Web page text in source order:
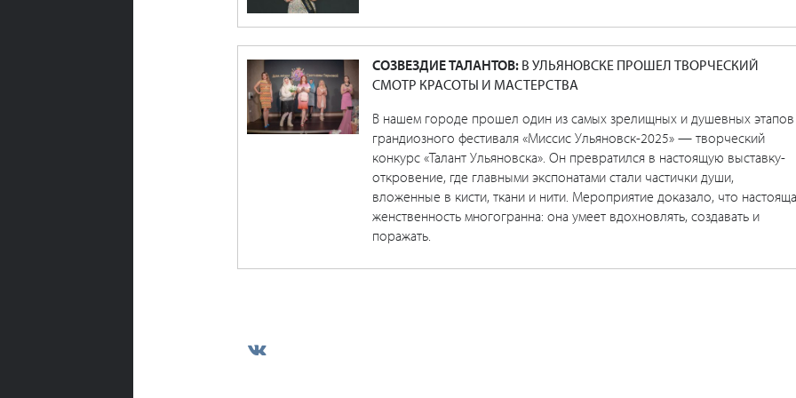
СОЗВЕЗДИЕ ТАЛАНТОВ:В УЛЬЯНОВСКЕ ПРОШЕЛ ТВОРЧЕСКИЙ
СМОТР КРАСОТЫ И МАСТЕРСТВА
В нашем городе прошел один из самых зрелищных и душевных этапов
грандиозного фестиваля «Миссис Ульяновск-2025» — творческий
конкурс «Талант Ульяновска». Он превратился в настоящую выставку-
откровение, где главными экспонатами стали частички души,
вложенные в кисти, ткани и нити. Мероприятие доказало, что
женственность многогранна: она умеет вдохновлять, создавать и
поражать.